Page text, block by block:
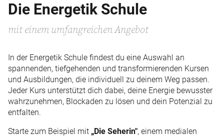
Die Energetik Schule
mit einem umfangreichen Angebot
In der Energetik Schule findest du eine Auswahl an
spannenden, tiefgehenden und transformierenden Kursen
und Ausbildungen, die individuell zu deinem Weg passen.
Jeder Kurs unterstützt dich dabei, deine Energie bewusster
wahrzunehmen, Blockaden zu lösen und dein Potenzial zu
entfalten.
Starte zum Beispiel mit „Die Seherin", einem medialen